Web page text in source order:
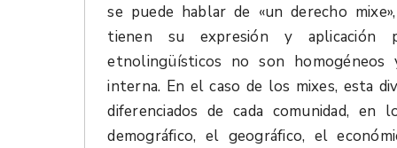
se puede hablar de «un derecho
tienen su expresión y aplicación
etnolingüísticos no son
interna. En el caso de los mixes, esta
diferenciados de cada comunidad,
demográfico, el geográfico, el